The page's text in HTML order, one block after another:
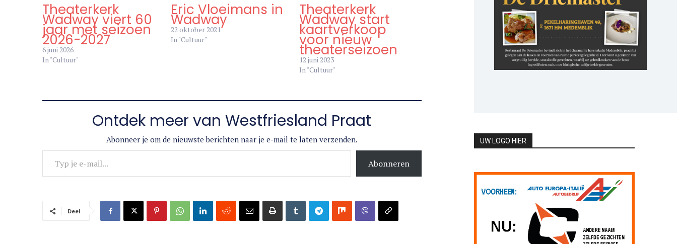
Theaterkerk
Wadway viert 60
jaar met seizoen
2026-2027
6 juni 2026
In "Cultuur"
Eric Vloeimans in
Wadway
22 oktober 2021
In "Cultuur"
Theaterkerk
Wadway start
kaartverkoop
voor nieuw
theaterseizoen
12 juni 2023
In "Cultuur"
Ontdek meer van Westfriesland Praat
Abonneer je om de nieuwste berichten naar je e-mail te laten verzenden.
Typ je e-mail...
Abonneren
Deel
UW LOGO HIER